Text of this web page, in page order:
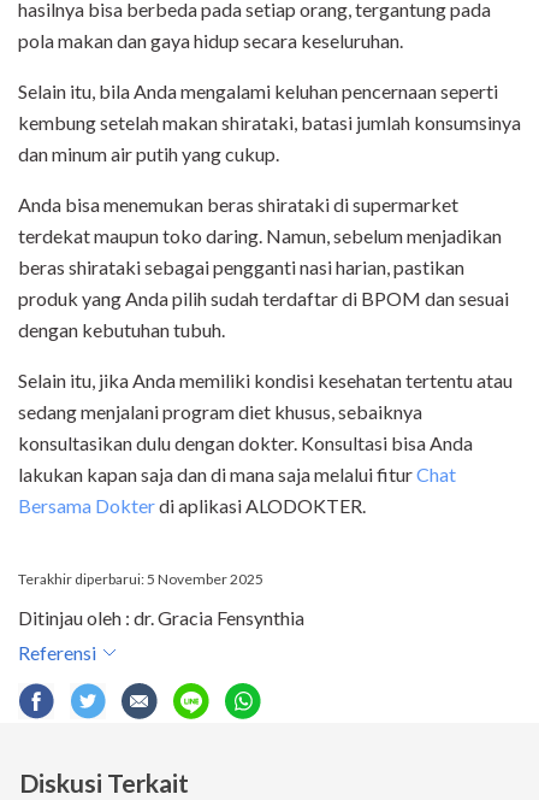
hasilnya bisa berbeda pada setiap orang, tergantung pada
pola makan dan gaya hidup secara keseluruhan.
Selain itu, bila Anda mengalami keluhan pencernaan seperti
kembung setelah makan shirataki, batasi jumlah konsumsinya
dan minum air putih yang cukup.
Anda bisa menemukan beras shirataki di supermarket
terdekat maupun toko daring. Namun, sebelum menjadikan
beras shirataki sebagai pengganti nasi harian, pastikan
produk yang Anda pilih sudah terdaftar di BPOM dan sesuai
dengan kebutuhan tubuh.
Selain itu, jika Anda memiliki kondisi kesehatan tertentu atau
sedang menjalani program diet khusus, sebaiknya
konsultasikan dulu dengan dokter. Konsultasi bisa Anda
lakukan kapan saja dan di mana saja melalui fiturChat
Bersama Dokterdi aplikasi ALODOKTER.
Terakhir diperbarui: 5 November 2025